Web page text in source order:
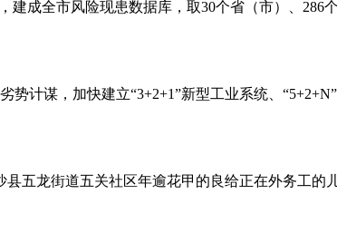
成全市风险现患数据库，取30个省（市）、286
谋，加快建立“3+2+1”新型工业系统、
龙街道五关社区年逾花甲的良给正在外务工的